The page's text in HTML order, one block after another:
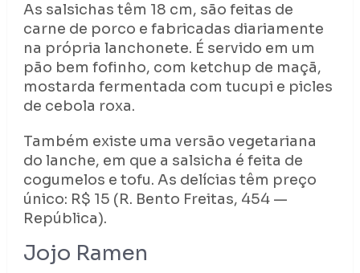
As salsichas têm 18 cm, são feitas de
carne de porco e fabricadas diariamente
na própria lanchonete. É servido em um
pão bem fofinho, com ketchup de maçã,
mostarda fermentada com tucupi e picles
de cebola roxa.
Também existe uma versão vegetariana
do lanche, em que a salsicha é feita de
cogumelos e tofu. As delícias têm preço
único: R$ 15 (R. Bento Freitas, 454 —
República).
Jojo Ramen